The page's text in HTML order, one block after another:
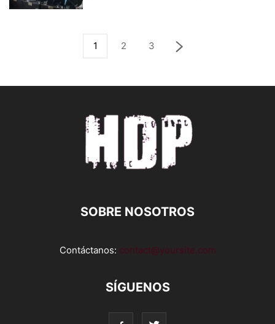
1 2 3
SOBRE NOSOTROS
Contáctanos: contact@yoursite.com
SÍGUENOS